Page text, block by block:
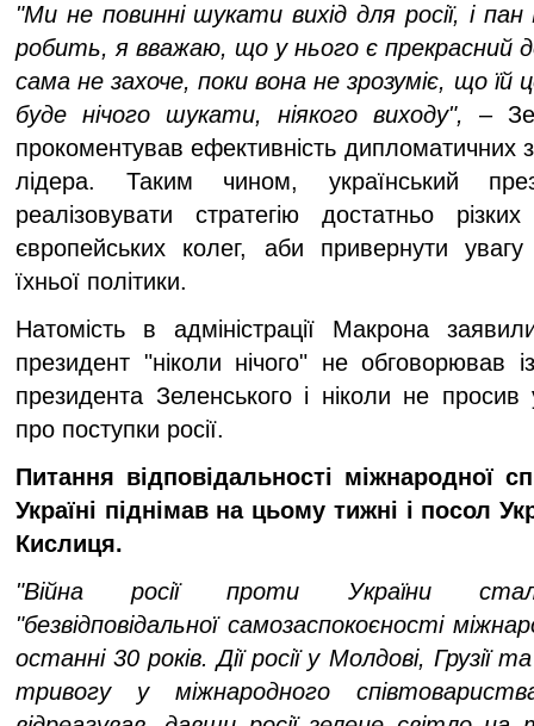
"Ми не повинні шукати вихід для росії, і
робить, я вважаю, що у нього є прекрасний
сама не захоче, поки вона не зрозуміє, що їй
буде нічого шукати, ніякого виходу", –
прокоментував ефективність дипломатичних
лідера. Таким чином, український
реалізовувати стратегію достатньо
європейських колег, аби привернути увагу
їхньої політики.
Натомість в адміністрації Макрона
президент "ніколи нічого" не обговорював
президента Зеленського і ніколи не просив
про поступки росії.
Питання відповідальності міжнародної
Україні піднімав на цьому тижні і посол
Кислиця.
"Війна росії проти України
"безвідповідальної самозаспокоєності
останні 30 років. Дії росії у Молдові, Грузії
тривогу у міжнародного